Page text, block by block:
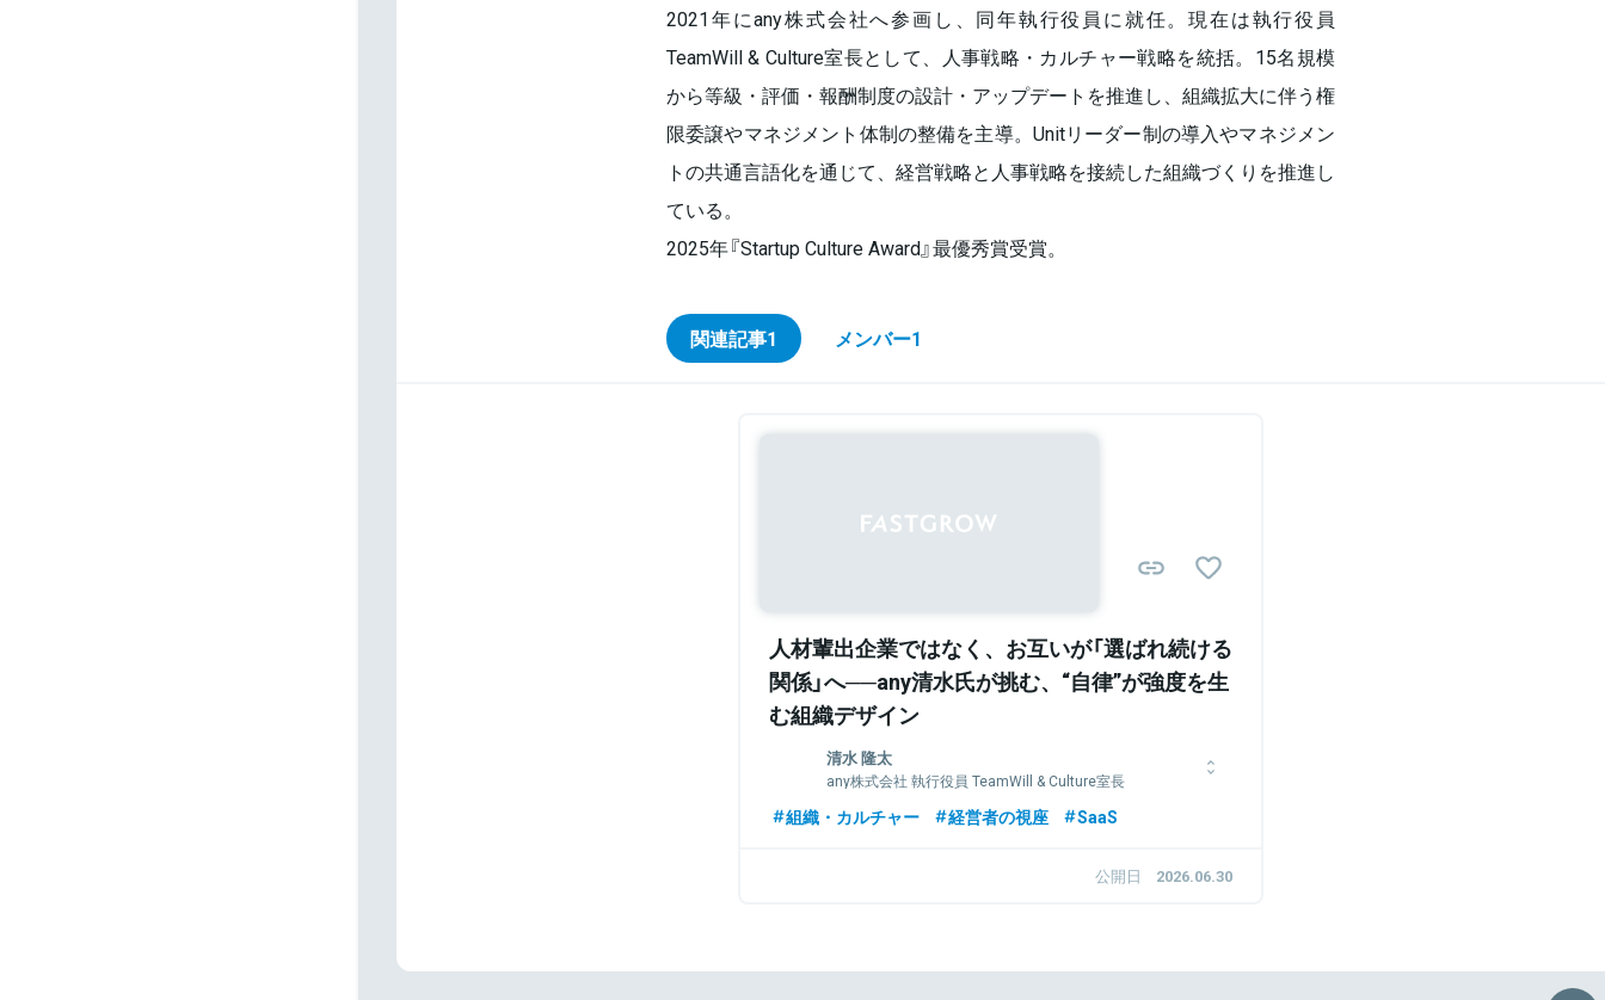
2021年にany株式会社へ参画し、同年執行役員に就任。現在は執行役員
TeamWill & Culture室長として、人事戦略・カルチャー戦略を統括。15名規模
から等級・評価・報酬制度の設計・アップデートを推進し、組織拡大に伴う権
限委譲やマネジメント体制の整備を主導。Unitリーダー制の導入やマネジメン
トの共通言語化を通じて、経営戦略と人事戦略を接続した組織づくりを推進し
ている。
2025年『Startup Culture Award』最優秀賞受賞。
関連記事1 メンバー1
人材輩出企業ではなく、お互いが「選ばれ続ける
関係」へ──any清水氏が挑む、“自律”が強度を生
む組織デザイン
清水 隆太
any株式会社 執行役員 TeamWill & Culture室長
慶應義塾大学卒、経営学修士。JTBグループを経て、株式会社
組織・カルチャー 経営者の視座 SaaS
公開日 2026.06.30